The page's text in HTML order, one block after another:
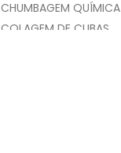
CHUMBAGEM QUÍMICA
COLAGEM DE CUBAS